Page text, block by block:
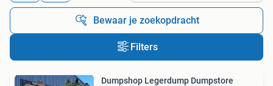
Bewaar je zoekopdracht
Filters
Dumpshop Legerdump Dumpstore